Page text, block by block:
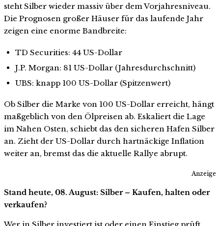
steht Silber wieder massiv über dem Vorjahresniveau.
Die Prognosen großer Häuser für das laufende Jahr
zeigen eine enorme Bandbreite:
TD Securities: 44 US-Dollar
J.P. Morgan: 81 US-Dollar (Jahresdurchschnitt)
UBS: knapp 100 US-Dollar (Spitzenwert)
Ob Silber die Marke von 100 US-Dollar erreicht, hängt
maßgeblich von den Ölpreisen ab. Eskaliert die Lage
im Nahen Osten, schiebt das den sicheren Hafen Silber
an. Zieht der US-Dollar durch hartnäckige Inflation
weiter an, bremst das die aktuelle Rallye abrupt.
Anzeige
Stand heute, 08. August: Silber – Kaufen, halten oder
verkaufen?